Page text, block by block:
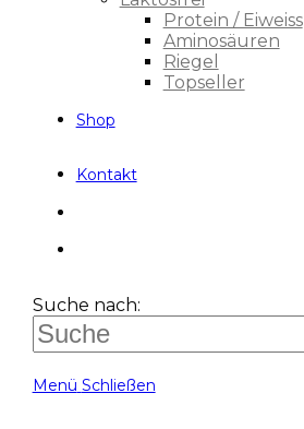
Protein / Eiweiss
Aminosäuren
Riegel
Topseller
Shop
Kontakt
Suche nach:
Menü Schließen